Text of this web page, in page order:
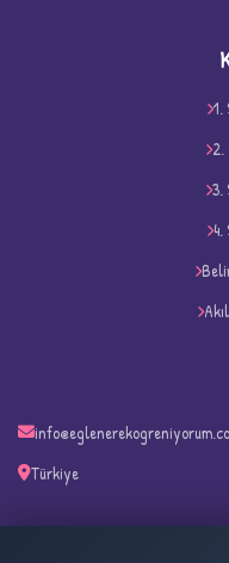
1.
2.
3.
4.
Türkiye